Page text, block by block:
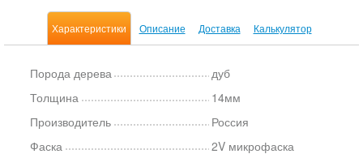
Характеристики Описание Доставка Калькулятор
Порода дерева
дуб
Толщина
14мм
Производитель
Россия
Фаска
2V микрофаска